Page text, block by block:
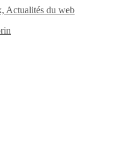
Actualités du web